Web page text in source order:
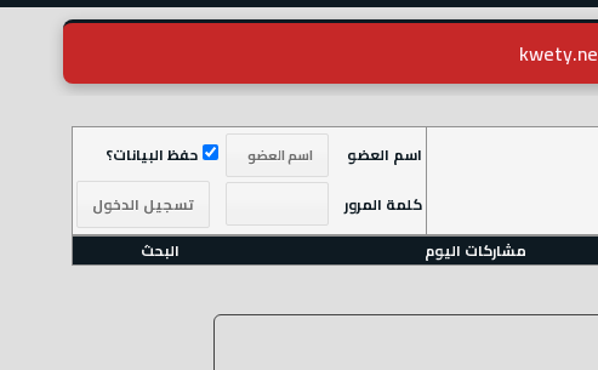
اسم العضو
حفظ البيانات؟
كلمة المرور
مشاركات اليوم البحث